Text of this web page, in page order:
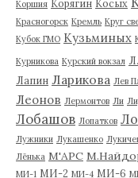
Коршия Корягин Косых
Красногорск Кремль Круг
Кубок ГМО Кузьминых
Курникова Курский вокзал
Лапин Ларикова Лев
Леонов Лермонтов Ли
Лобашов Лопатков
Лужники Лукашенко
Лёнька М'АРС
МИ-1 МИ-2 МИ-4 МИ-6